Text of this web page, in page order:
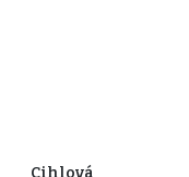
Cihlová